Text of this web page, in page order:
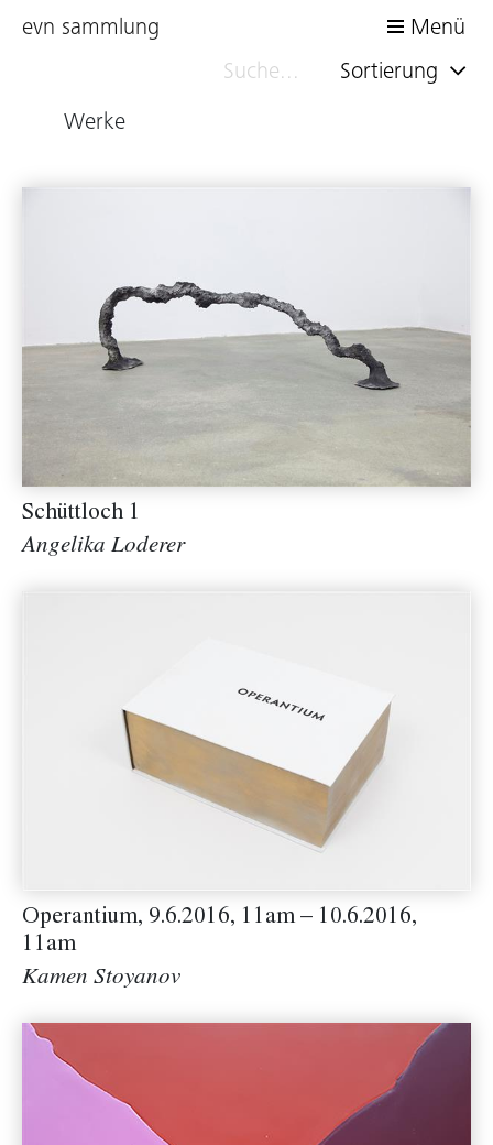
evn sammlung
Menü
Sortierung
Werke
Schüttloch 1
Angelika Loderer
Operantium, 9.6.2016, 11am – 10.6.2016,
11am
Kamen Stoyanov